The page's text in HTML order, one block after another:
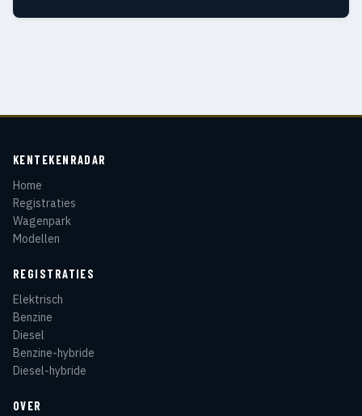
KENTEKENRADAR
Home
Registraties
Wagenpark
Modellen
REGISTRATIES
Elektrisch
Benzine
Diesel
Benzine-hybride
Diesel-hybride
OVER